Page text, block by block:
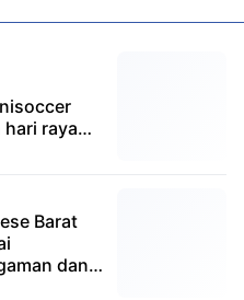
raya
dan